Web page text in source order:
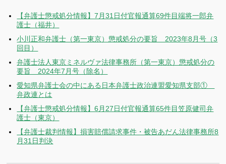
【弁護士懲戒処分情報】7月31日付官報通算69件目端将一郎弁
護士（福井）
小川正和弁護士（第一東京）懲戒処分の要旨 2023年8月号（3
回目）
弁護士法人東京ミネルヴァ法律事務所（第一東京）懲戒処分の
要旨 2024年7月号（除名）
愛知県弁護士会の中にある日本弁護士政治連盟愛知県支部①
弁政連とは
【弁護士懲戒処分情報】6月27日付官報通算65件目笠原健司弁
護士（東京）
【弁護士裁判情報】損害賠償請求事件・被告あだん法律事務所8
月31日判決